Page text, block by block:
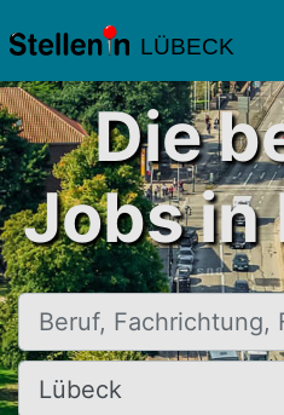
LÜBECK
Die
Jobs in
Beruf, Fachrichtung, Firma
Ort, Stadt